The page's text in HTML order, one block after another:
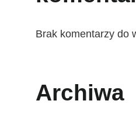
Brak komentarzy do
Archiwa